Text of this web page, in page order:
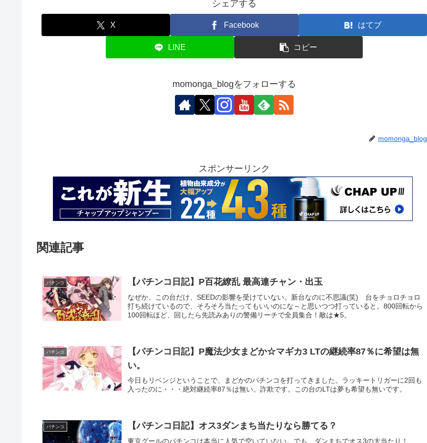
シェアする
X Facebook はてブ
LINE コピー
momonga_blogをフォローする
momonga_blog
スポンサーリンク
関連記事
パチンコ 【パチンコ日記】P百花繚乱 最高連チャン・出玉
なぜか、この台だけ、SEEDの影響を受けていない。新台なのに不思議(笑) 台をチョロチョロ
打ち続けているので、そろそろ当たってもいいのにな～と思いつつ打っていると。800回転から
100回転ほど、回したら先読みありの警備リーチで全員集合！敵は★5。
パチンコ
【パチンコ日記】P魔法少女まどか☆マギカ3 LTの継続率87％に希望は無
い。
今日もリベンジということで、まどかのパチンコを打ってきました。ラッキートリガーに2回も
入ったのに・・・絶対継続率87％は無い。詐欺です。この台のLTは夢も希望も無いです。
パチンコ 【パチンコ日記】オス3ダンまち当たりなら勝てる？
東京グールのパチンコは本当に人気で空いていない。でも、ダンまちでオス3の大当たり！